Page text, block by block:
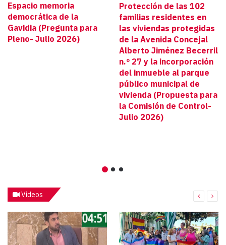
Espacio memoria
democrática de la
Gavidia (Pregunta para
Pleno- Julio 2026)
Protección de las 102
familias residentes en
las viviendas protegidas
de la Avenida Concejal
Alberto Jiménez Becerril
n.º 27 y la incorporación
del inmueble al parque
público municipal de
vivienda (Propuesta para
la Comisión de Control-
Julio 2026)
Vídeos